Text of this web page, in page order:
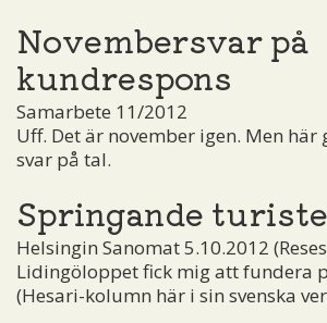
Novembersvar på
kundrespons
Samarbete 11/2012
Uff. Det är november igen. Men här
svar på tal.
Springande
Helsingin Sanomat 5.10.2012
Lidingöloppet fick mig att fundera
(Hesari-kolumn här i sin svenska